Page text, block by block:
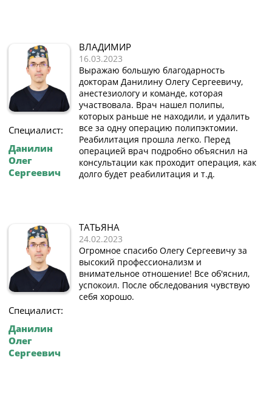
Специалист:
Данилин
Олег
Сергеевич
ВЛАДИМИР
16.03.2023
Выражаю большую благодарность
докторам Данилину Олегу Сергеевичу,
анестезиологу и команде, которая
участвовала. Врач нашел полипы,
которых раньше не находили, и удалить
все за одну операцию полипэктомии.
Реабилитация прошла легко. Перед
операцией врач подробно объяснил на
консультации как проходит операция, как
долго будет реабилитация и т.д.
Специалист:
Данилин
Олег
Сергеевич
ТАТЬЯНА
24.02.2023
Огромное спасибо Олегу Сергеевичу за
высокий профессионализм и
внимательное отношение! Все об'яснил,
успокоил. После обследования чувствую
себя хорошо.